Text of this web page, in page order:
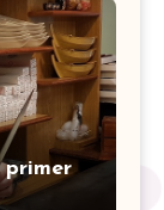
primer